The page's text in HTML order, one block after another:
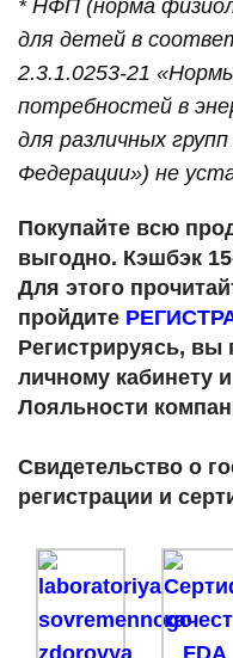
* НФП (норма
для детей в
2.3.1.0253-21
потребностей в
для различных
Федерации») не
Покупайте всю
выгодно. Кэшбэк
Для этого
пройдите
Регистрируясь, вы
личному кабинету
Лояльности
Свидетельство о
регистрации и